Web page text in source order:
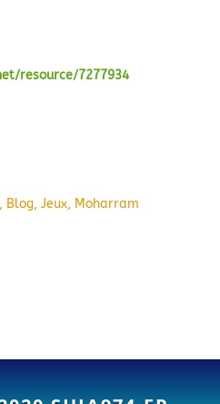
resource/7277934
, Blog, Jeux, Moharram